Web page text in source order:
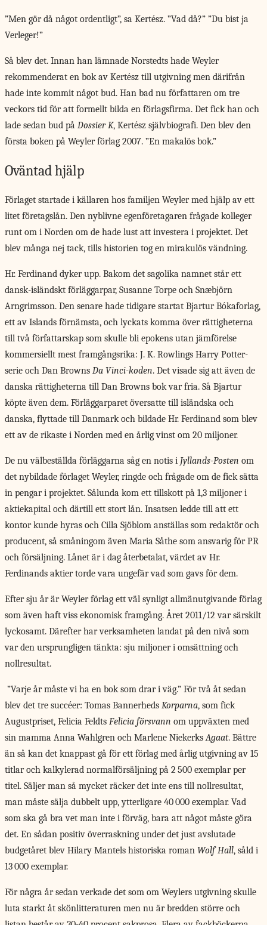
”Men gör då något ordentligt”, sa Kertész. ”Vad då?” ”Du bist ja
Verleger!”
Så blev det. Innan han lämnade Norstedts hade Weyler
rekommenderat en bok av Kertész till utgivning men därifrån
hade inte kommit något bud. Han bad nu författaren om tre
veckors tid för att formellt bilda en förlagsfirma. Det fick han och
lade sedan bud på Dossier K, Kertész självbiografi. Den blev den
första boken på Weyler förlag 2007. ”En makalös bok.”
Oväntad hjälp
Förlaget startade i källaren hos familjen Weyler med hjälp av ett
litet företagslån. Den nyblivne egenföretagaren frågade kolleger
runt om i Norden om de hade lust att investera i projektet. Det
blev många nej tack, tills historien tog en mirakulös vändning.
Hr. Ferdinand dyker upp. Bakom det sagolika namnet står ett
dansk-isländskt förläggarpar, Susanne Torpe och Snæbjörn
Arngrimsson. Den senare hade tidigare startat Bjartur Bókaforlag,
ett av Islands förnämsta, och lyckats komma över rättigheterna
till två författarskap som skulle bli epokens utan jämförelse
kommersiellt mest framgångsrika: J. K. Rowlings Harry Potter-
serie och Dan Browns Da Vinci-koden. Det visade sig att även de
danska rättigheterna till Dan Browns bok var fria. Så Bjartur
köpte även dem. Förläggarparet översatte till isländska och
danska, flyttade till Danmark och bildade Hr. Ferdinand som blev
ett av de rikaste i Norden med en årlig vinst om 20 miljoner.
De nu välbeställda förläggarna såg en notis i Jyllands-Posten om
det nybildade förlaget Weyler, ringde och frågade om de fick sätta
in pengar i projektet. Sålunda kom ett tillskott på 1,3 miljoner i
aktiekapital och därtill ett stort lån. Insatsen ledde till att ett
kontor kunde hyras och Cilla Sjöblom anställas som redaktör och
producent, så småningom även Maria Såthe som ansvarig för PR
och försäljning. Lånet är i dag återbetalat, värdet av Hr.
Ferdinands aktier torde vara ungefär vad som gavs för dem.
Efter sju år är Weyler förlag ett väl synligt allmänutgivande förlag
som även haft viss ekonomisk framgång. Året 2011/12 var särskilt
lyckosamt. Därefter har verksamheten landat på den nivå som
var den ursprungligen tänkta: sju miljoner i omsättning och
nollresultat.
”Varje år måste vi ha en bok som drar i väg.” För två åt sedan
blev det tre succéer: Tomas Bannerheds Korparna, som fick
Augustpriset, Felicia Feldts Felicia försvann om uppväxten med
sin mamma Anna Wahlgren och Marlene NiekerksAgaat. Bättre
än så kan det knappast gå för ett förlag med årlig utgivning av 15
titlar och kalkylerad normalförsäljning på 2 500 exemplar per
titel. Säljer man så mycket räcker det inte ens till nollresultat,
man måste sälja dubbelt upp, ytterligare 40 000 exemplar. Vad
som ska gå bra vet man inte i förväg, bara att något måste göra
det. En sådan positiv överraskning under det just avslutade
budgetåret blev Hilary Mantels historiska roman Wolf Hall, såld i
13 000 exemplar.
För några år sedan verkade det som om Weylers utgivning skulle
luta starkt åt skönlitteraturen men nu är bredden större och